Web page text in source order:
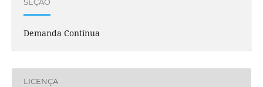
Demanda Contínua
LICENÇA